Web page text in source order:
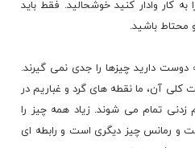
به کار وادار کنید خوشحالید. فقط باید
محتاط باشید.
دوست دارید چیزها را جدی نمی گیرند.
کلی آن، ما نقطه های گرد و غباریم در
تمام می شوند. زیاد همه چیز را
و رمانس چیز دیگری است و رابطه ای